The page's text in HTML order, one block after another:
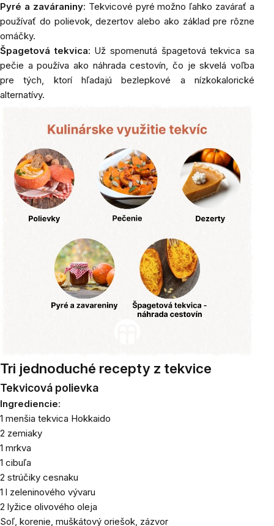
Pyré a zaváraniny: Tekvicové pyré možno ľahko zavárať a
používať do polievok, dezertov alebo ako základ pre rôzne
omáčky.
Špagetová tekvica: Už spomenutá špagetová tekvica sa
pečie a používa ako náhrada cestovín, čo je skvelá voľba
pre tých, ktorí hľadajú bezlepkové a nízkokalorické
alternatívy.
Tri jednoduché recepty z tekvice
Tekvicová polievka
Ingrediencie:
1 menšia tekvica Hokkaido
2 zemiaky
1 mrkva
1 cibuľa
2 strúčiky cesnaku
1 l zeleninového vývaru
2 lyžice olivového oleja
Soľ, korenie, muškátový oriešok, zázvor